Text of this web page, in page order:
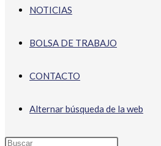
NOTICIAS
BOLSA DE TRABAJO
CONTACTO
Alternar búsqueda de la web